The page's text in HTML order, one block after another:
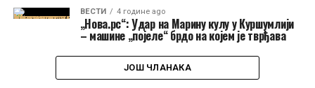
ВЕСТИ 4 године ago
„Нова.рс“: Удар на Марину кулу у Куршумлији
– машине „појеле“ брдо на којем је тврђава
ЈОШ ЧЛАНАКА